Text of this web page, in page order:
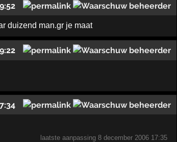
duizend man.gr je maat
laatste aanpassing 8 december 2006 17:35